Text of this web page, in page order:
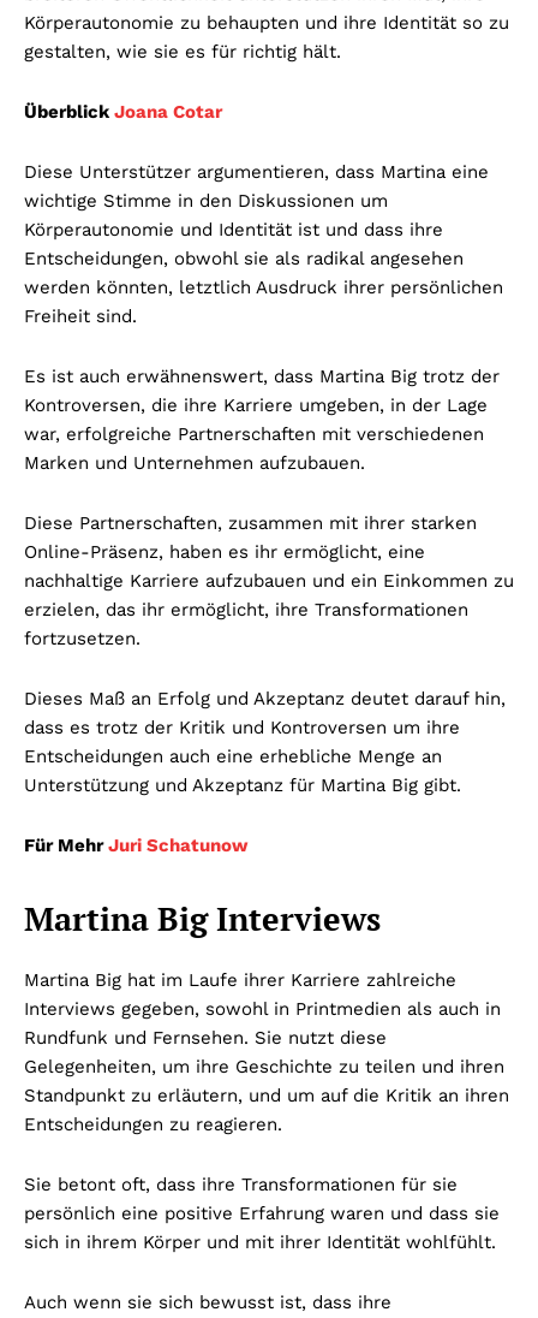
Körperautonomie zu behaupten und ihre Identität so zu
gestalten, wie sie es für richtig hält.
Überblick Joana Cotar
Diese Unterstützer argumentieren, dass Martina eine
wichtige Stimme in den Diskussionen um
Körperautonomie und Identität ist und dass ihre
Entscheidungen, obwohl sie als radikal angesehen
werden könnten, letztlich Ausdruck ihrer persönlichen
Freiheit sind.
Es ist auch erwähnenswert, dass Martina Big trotz der
Kontroversen, die ihre Karriere umgeben, in der Lage
war, erfolgreiche Partnerschaften mit verschiedenen
Marken und Unternehmen aufzubauen.
Diese Partnerschaften, zusammen mit ihrer starken
Online-Präsenz, haben es ihr ermöglicht, eine
nachhaltige Karriere aufzubauen und ein Einkommen zu
erzielen, das ihr ermöglicht, ihre Transformationen
fortzusetzen.
Dieses Maß an Erfolg und Akzeptanz deutet darauf hin,
dass es trotz der Kritik und Kontroversen um ihre
Entscheidungen auch eine erhebliche Menge an
Unterstützung und Akzeptanz für Martina Big gibt.
Für MehrJuri Schatunow
Martina Big Interviews
Martina Big hat im Laufe ihrer Karriere zahlreiche
Interviews gegeben, sowohl in Printmedien als auch in
Rundfunk und Fernsehen. Sie nutzt diese
Gelegenheiten, um ihre Geschichte zu teilen und ihren
Standpunkt zu erläutern, und um auf die Kritik an ihren
Entscheidungen zu reagieren.
Sie betont oft, dass ihre Transformationen für sie
persönlich eine positive Erfahrung waren und dass sie
sich in ihrem Körper und mit ihrer Identität wohlfühlt.
Auch wenn sie sich bewusst ist, dass ihre